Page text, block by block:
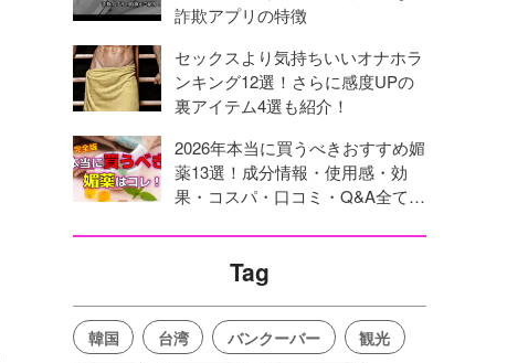
詐欺アプリの特徴
セックスより気持ちいいオナホラ
ンキング12選！さらに感度UPの
裏アイテム4選も紹介！
2026年本当に買うべきおすすめ媚
薬13選！成分情報・使用感・効
果・コスパ・口コミ・Q&A全てを
Tag
韓国 台湾 バンクーバー
観光